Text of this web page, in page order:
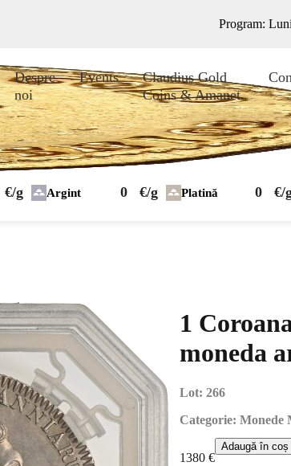
Program:
Despre
noi
Events
Claudius Gold
Coins & Amanet
€/g Argint 0 €/g Platină 0 €/
1
moneda
Lot: 266
Categorie: Monede
1380 €
Adaugăîn coș